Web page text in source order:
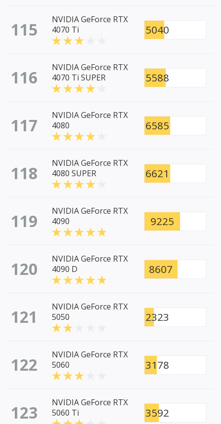
115
NVIDIA GeForce RTX
4070 Ti
5040
116
NVIDIA GeForce RTX
4070 Ti SUPER
5588
117
NVIDIA GeForce RTX
4080
6585
118
NVIDIA GeForce RTX
4080 SUPER
6621
119
NVIDIA GeForce RTX
4090
9225
120
NVIDIA GeForce RTX
4090 D
8607
121
NVIDIA GeForce RTX
5050
2323
122
NVIDIA GeForce RTX
5060
3178
123
NVIDIA GeForce RTX
5060 Ti
3592